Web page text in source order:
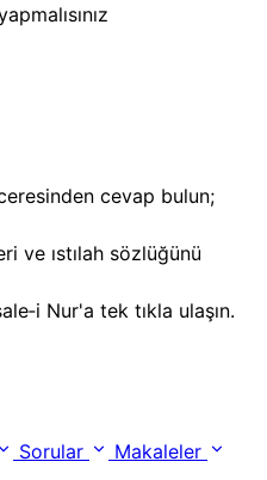
cevap bulun;
ve ıstılah sözlüğünü
Nur'a tek tıkla ulaşın.
Sorular
Makaleler